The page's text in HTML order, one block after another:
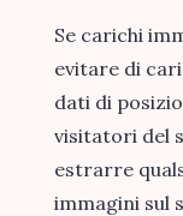
Se carichi
evitare di
dati di
visitatori del
estrarre
immagini sul